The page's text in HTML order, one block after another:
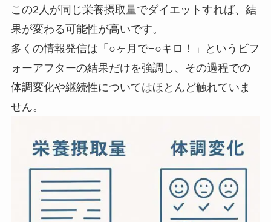
この2人が同じ栄養摂取量でダイエットすれば、結
果が変わる可能性が高いです。
多くの情報発信は「○ヶ月で−○キロ！」というビフ
ォーアフターの結果だけを強調し、その過程での
体調変化や継続性についてはほとんど触れていま
せん。